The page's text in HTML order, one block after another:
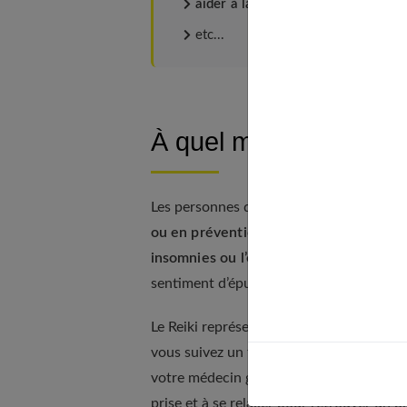
aider à la rééducation après un
etc...
À quel moment
Les personnes qui se mettent au Reiki
ou en prévention.
insomnies ou l’excès de stress
sentiment d’épuisement.
Le Reiki représente alors
vous suivez un traitement à base
votre médecin généraliste. Lors des
prise et à se relaxer pour retrouver un